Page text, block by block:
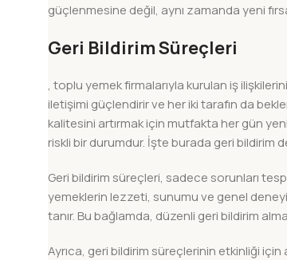
güçlenmesine değil, aynı zamanda yeni
Geri Bildirim Süreçleri
, toplu yemek firmalarıyla kurulan iş
iletişimi güçlendirir ve her iki tarafın da
kalitesini artırmak için mutfakta her gün
riskli bir durumdur. İşte burada geri bildirim
Geri bildirim süreçleri, sadece sorunları
yemeklerin lezzeti, sunumu ve genel
tanır. Bu bağlamda, düzenli geri bildirim
Ayrıca, geri bildirim süreçlerinin etkinliği